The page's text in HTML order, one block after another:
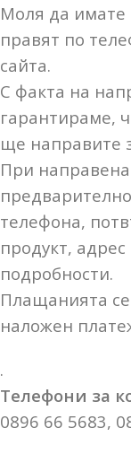
Моля да имате
правят по
сайта.
С факта на
гарантираме,
ще направите
При направена
телефона,
продукт,
подробности.
Плащанията
наложен
.
Телефони за
0896 66 5683,